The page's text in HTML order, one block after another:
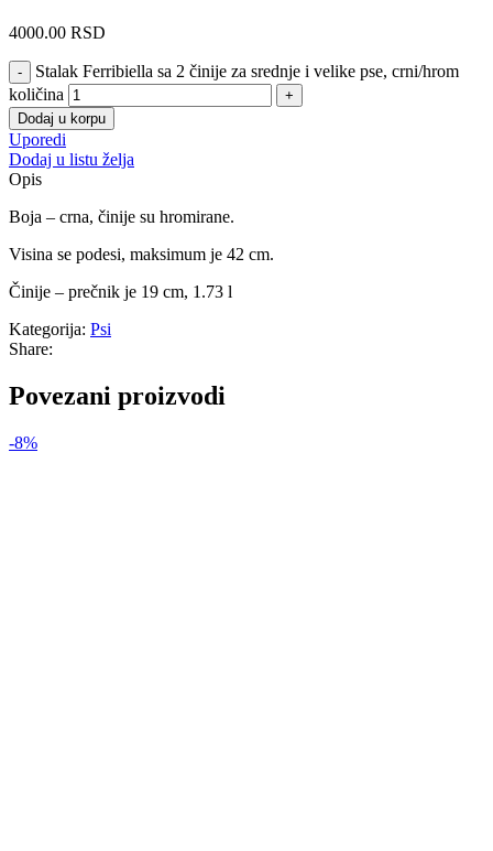
4000.00 RSD
Stalak Ferribiella sa 2 činije za srednje i velike pse, crni/hrom
količina
Dodaj u korpu
Uporedi
Dodaj u listu želja
Opis
Boja – crna, činije su hromirane.
Visina se podesi, maksimum je 42 cm.
Činije – prečnik je 19 cm, 1.73 l
Kategorija: Psi
Share:
Povezani proizvodi
-8%